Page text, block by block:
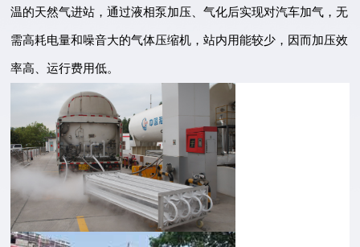
温的天然气进站，通过液相泵加压、气化后实现对汽车加气，无
需高耗电量和噪音大的气体压缩机，站内用能较少，因而加压效
率高、运行费用低。